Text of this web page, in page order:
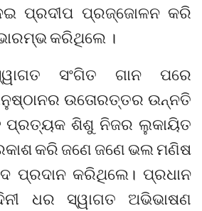
ପ୍ରଦୀପ ପ୍ରଜ୍ଜୋଳନ କରି
କରିଥିଲେ ।
ସଂଗିତ ଗାନ ପରେ
ଉତୋରତ୍ତର ଉନ୍ନତି
ପ୍ରତ୍ୟକ ଶିଶୁ ନିଜର ଲୁକାୟିତ
କରି ଜଣେ ଜଣେ ଭଲ ମଣିଷ
ପ୍ରଦାନ କରିଥିଲେ। ପ୍ରଧାନ
ଧର ସ୍ୱାଗତ ଅଭିଭାଷଣ